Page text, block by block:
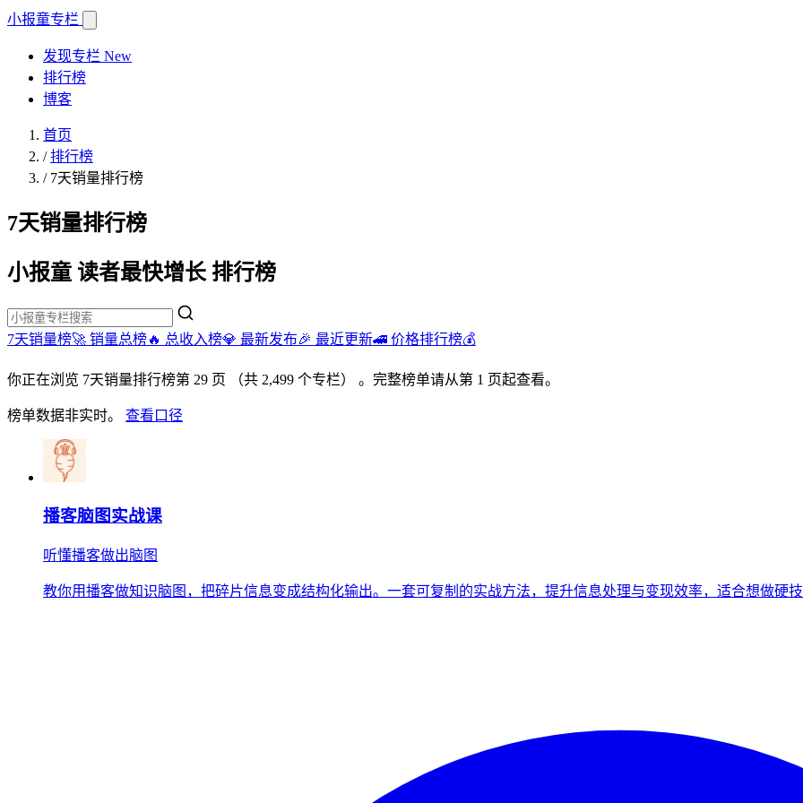
小报童专栏
发现专栏 New
排行榜
博客
首页
/排行榜
/ 7天销量排行榜
7天销量排行榜
小报童 读者最快增长 排行榜
7天销量榜🚀 销量总榜🔥 总收入榜💎 最新发布🎉 最近更新🚄 价格排行榜💰
你正在浏览 7天销量排行榜第 29 页 （共 2,499 个专栏） 。完整榜单请从第 1 页起查看。
榜单数据非实时。 查看口径
播客脑图实战课
听懂播客做出脑图
教你用播客做知识脑图，把碎片信息变成结构化输出。一套可复制的实战方法，提升信息处理与变现效率，适合想做硬技